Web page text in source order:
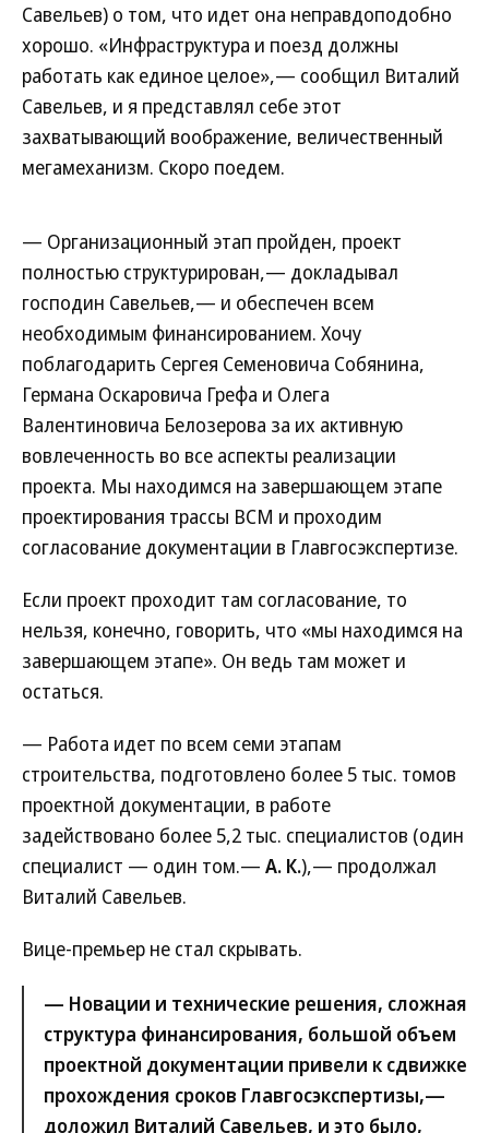
Савельев) о том, что идет она неправдоподобно
хорошо. «Инфраструктура и поезд должны
работать как единое целое»,— сообщил Виталий
Савельев, и я представлял себе этот
захватывающий воображение, величественный
мегамеханизм. Скоро поедем.
— Организационный этап пройден, проект
полностью структурирован,— докладывал
господин Савельев,— и обеспечен всем
необходимым финансированием. Хочу
поблагодарить Сергея Семеновича Собянина,
Германа Оскаровича Грефа и Олега
Валентиновича Белозерова за их активную
вовлеченность во все аспекты реализации
проекта. Мы находимся на завершающем этапе
проектирования трассы ВСМ и проходим
согласование документации в Главгосэкспертизе.
Если проект проходит там согласование, то
нельзя, конечно, говорить, что «мы находимся на
завершающем этапе». Он ведь там может и
остаться.
— Работа идет по всем семи этапам
строительства, подготовлено более 5 тыс. томов
проектной документации, в работе
задействовано более 5,2 тыс. специалистов (один
специалист — один том.— А. К.),— продолжал
Виталий Савельев.
Вице-премьер не стал скрывать.
— Новации и технические решения, сложная
структура финансирования, большой объем
проектной документации привели к сдвижке
прохождения сроков Главгосэкспертизы,—
доложил Виталий Савельев, и это было,